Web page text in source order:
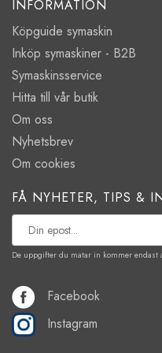
INFORMATION
Köpguide symaskin
Inköp symaskiner - B2B
Symaskinsservice
Hitta till vår butik
Om oss
Nyhetsbrev
Om cookies
FÅ NYHETER, TIPS &
De uppgifter du matar in kommer endast
Facebook
Instagram